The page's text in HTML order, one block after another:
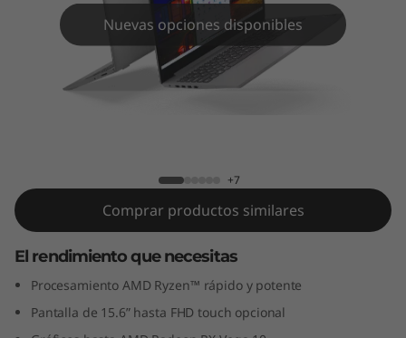
D
Nuevas opciones disponibles
+7
Comprar productos similares
El rendimiento que necesitas
Procesamiento AMD Ryzen™ rápido y potente
Pantalla de 15.6” hasta FHD touch opcional